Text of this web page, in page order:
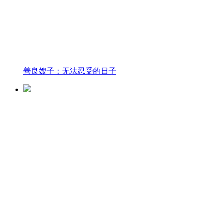
善良嫂子：无法忍受的日子